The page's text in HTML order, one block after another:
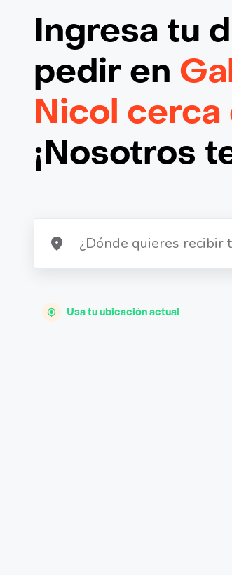
Ingresa tu
pedir en
Nicol
¡Nosotros
Usa tu ubicación actual